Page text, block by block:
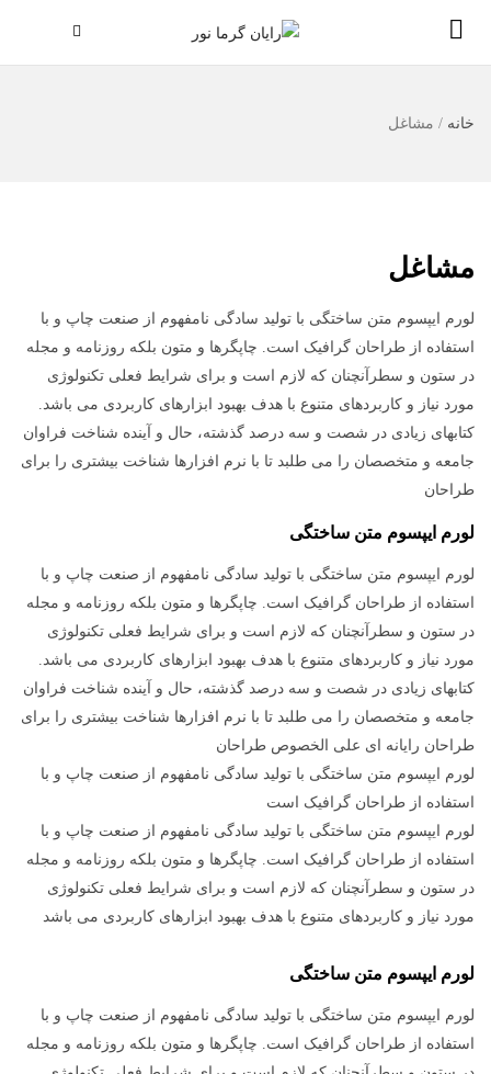
خانه / مشاغل
مشاغل
لورم ایپسوم متن ساختگی با تولید سادگی نامفهوم از صنعت چاپ و با
استفاده از طراحان گرافیک است. چاپگرها و متون بلکه روزنامه و مجله
در ستون و سطرآنچنان که لازم است و برای شرایط فعلی تکنولوژی
مورد نیاز و کاربردهای متنوع با هدف بهبود ابزارهای کاربردی می باشد.
کتابهای زیادی در شصت و سه درصد گذشته، حال و آینده شناخت فراوان
جامعه و متخصصان را می طلبد تا با نرم افزارها شناخت بیشتری را برای
طراحان
لورم ایپسوم متن ساختگی
لورم ایپسوم متن ساختگی با تولید سادگی نامفهوم از صنعت چاپ و با
استفاده از طراحان گرافیک است. چاپگرها و متون بلکه روزنامه و مجله
در ستون و سطرآنچنان که لازم است و برای شرایط فعلی تکنولوژی
مورد نیاز و کاربردهای متنوع با هدف بهبود ابزارهای کاربردی می باشد.
کتابهای زیادی در شصت و سه درصد گذشته، حال و آینده شناخت فراوان
جامعه و متخصصان را می طلبد تا با نرم افزارها شناخت بیشتری را برای
طراحان رایانه ای علی الخصوص طراحان
لورم ایپسوم متن ساختگی با تولید سادگی نامفهوم از صنعت چاپ و با
استفاده از طراحان گرافیک است
لورم ایپسوم متن ساختگی با تولید سادگی نامفهوم از صنعت چاپ و با
استفاده از طراحان گرافیک است. چاپگرها و متون بلکه روزنامه و مجله
در ستون و سطرآنچنان که لازم است و برای شرایط فعلی تکنولوژی
مورد نیاز و کاربردهای متنوع با هدف بهبود ابزارهای کاربردی می باشد
لورم ایپسوم متن ساختگی
لورم ایپسوم متن ساختگی با تولید سادگی نامفهوم از صنعت چاپ و با
استفاده از طراحان گرافیک است. چاپگرها و متون بلکه روزنامه و مجله